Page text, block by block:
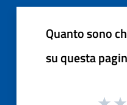
Quanto sono
su questa